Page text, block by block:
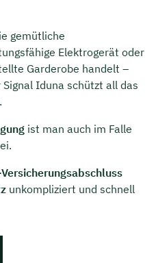
gemütliche
Elektrogerät oder
Garderobe handelt –
Iduna schützt all das
ist man auch im Falle
unkompliziert und schnell